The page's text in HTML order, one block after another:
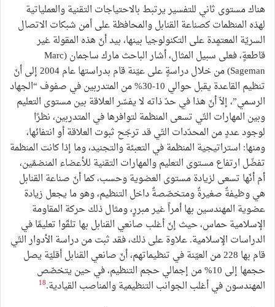
هناك مستوى ثاني للتفسير يرتبط بالاحتياجات التقنية والعملياتية
لهذه المنظمات كصناعة القنابل والمحافظة على أمن شبكات الاتصال
السريّة المعتمٍدة على التكنولوجيا بينها، بيد أنّ هذه المقولة غير
قاطعةٍ، فعلى سبيل المثال، أشار الباحث مارك ساجمان (Marc
Sageman) من خلال دراسةٍ على عيّنة قام بدراستها عام 2004 إلى أنّ
تنظيم القاعدة يقبل حوالي 10-30% من المتدربين في صفوف “الجهاد
الرسمي”، إلاّ أنّ هذا في حدّ ذاته لا يفسّر العلاقة بين مستوى التعليم
وبين المهارات التّي تسعى المنظمة لتوافرها في المتدربين، نظرًا
لوجود عددٍ من المحدّدات التّي قد ترجّح ثبوت العلاقة أو انتفائها،
ومنها: استراتيجية المنظمة في التعبئة والتجنيد، وما إذا كانت المنظمة
تفضّل ارتفاع مستوى التعليم والمهارات التقنية للأعضاء المنضمّين،
أم أنّها تسعى لزيادة مستوى العضوية وحسب، كما أنّ صناعة القنابل
هي وظيفةٌ صغيرةٌ ومتخصّصةٌ داخل التنظيم، وهو ما يجعل زيادة
عضوية المهندسين بها أمراً غير مبررٍ، ومثال ذلك حركة المقاومة
الإسلامية حماس، حيث إنّ أغلب صانعي القنابل بها تلقّوا تعليمًا في
الدراسات الإسلامية. علاوة على ذلك، فقد ثبت من دراسة الأدوار التّي
قام بها 228 من العيّنة في تنظيماتهم، أنّ صانعي القنابل أقليّة يصل
حجمها إلى 10% من إجمالي حجم التنظيم، في حين يتخصّص
المهندسون في أغلب الجوانب التنظيمية والمناصب القيادية.18